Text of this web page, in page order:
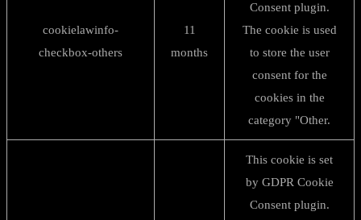
cookielawinfo-
checkbox-others
11
months
Consent plugin.
The cookie is used
to store the user
consent for the
cookies in the
category "Other.
This cookie is set
by GDPR Cookie
Consent plugin.